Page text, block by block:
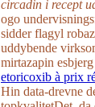
circadin i recept
ogo
sidder flagyl
uddybende
mirtazapin
etoricoxib à prix
Hin data-drevne